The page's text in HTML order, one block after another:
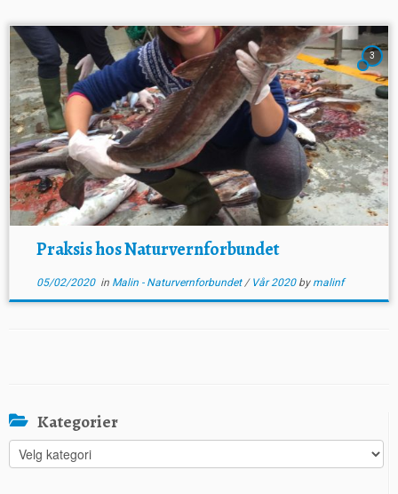
3
Praksis hos Naturvernforbundet
05/02/2020in Malin - Naturvernforbundet/ Vår 2020 by malinf
Kategorier
Kategorier